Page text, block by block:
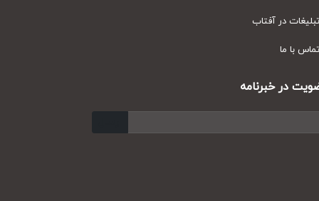
در آفتاب
با ما
در خبرنامه